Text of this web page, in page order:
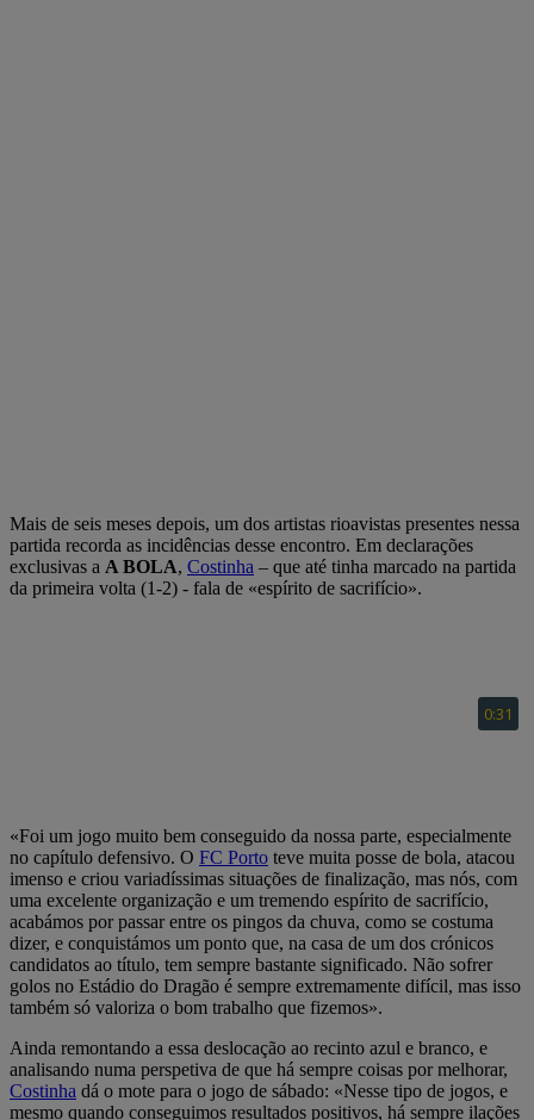
Mais de seis meses depois, um dos artistas rioavistas presentes nessa
partida recorda as incidências desse encontro. Em declarações
exclusivas a A BOLA, Costinha – que até tinha marcado na partida
da primeira volta (1-2) - fala de «espírito de sacrifício».
«Foi um jogo muito bem conseguido da nossa parte, especialmente
no capítulo defensivo. O FC Porto teve muita posse de bola, atacou
imenso e criou variadíssimas situações de finalização, mas nós, com
uma excelente organização e um tremendo espírito de sacrifício,
acabámos por passar entre os pingos da chuva, como se costuma
dizer, e conquistámos um ponto que, na casa de um dos crónicos
candidatos ao título, tem sempre bastante significado. Não sofrer
golos no Estádio do Dragão é sempre extremamente difícil, mas isso
também só valoriza o bom trabalho que fizemos».
Ainda remontando a essa deslocação ao recinto azul e branco, e
analisando numa perspetiva de que há sempre coisas por melhorar,
Costinha dá o mote para o jogo de sábado: «Nesse tipo de jogos, e
mesmo quando conseguimos resultados positivos, há sempre ilações